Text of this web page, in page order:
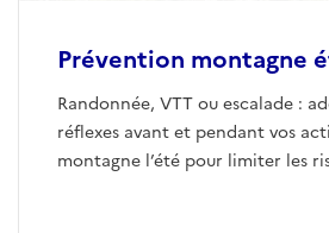
Prévention montagne
Randonnée, VTT ou escalade :
réflexes avant et pendant vos
montagne l’été pour limiter les